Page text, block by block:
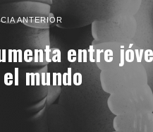
ANTERIOR
entre
mundo